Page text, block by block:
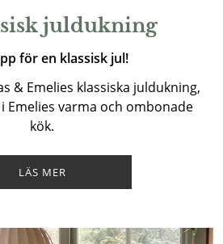
juldukning
för en klassisk jul!
& Emelies klassiska juldukning,
Emelies varma och ombonade
kök.
LÄS MER